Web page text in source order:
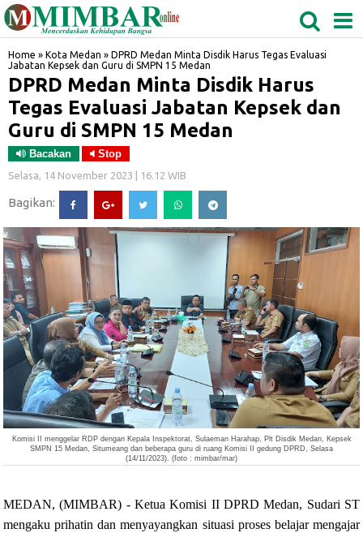
BIDANGRO
Home » Kota Medan » DPRD Medan Minta Disdik Harus Tegas Evaluasi
Jabatan Kepsek dan Guru di SMPN 15 Medan
DPRD Medan Minta Disdik Harus
Tegas Evaluasi Jabatan Kepsek dan
Guru di SMPN 15 Medan
Bacakan Stop
Selasa, 14 November 2023 | 16.12 WIB
Bagikan:
Komisi II menggelar RDP dengan Kepala Inspektorat, Sulaeman Harahap, Plt Disdik Medan, Kepsek
SMPN 15 Medan, Situmeang dan beberapa guru di ruang Komisi II gedung DPRD, Selasa
(14/11/2023). (foto : mimbar/mar)
MEDAN, (MIMBAR) - Ketua Komisi II DPRD Medan, Sudari ST
mengaku prihatin dan menyayangkan situasi proses belajar mengajar